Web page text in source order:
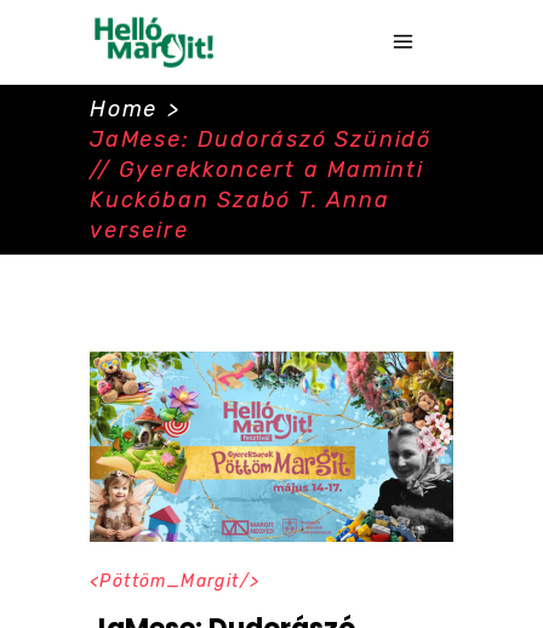
Home >
JaMese: Dudorászó Szünidő
// Gyerekkoncert a Maminti
Kuckóban Szabó T. Anna
verseire
Pöttöm_Margit